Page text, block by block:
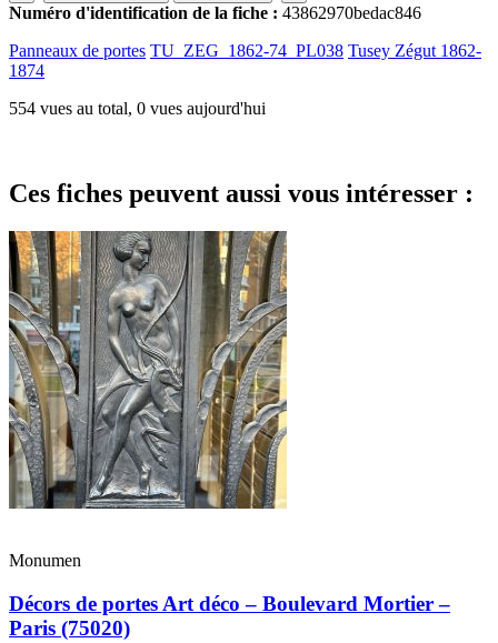
Numéro d'identification de la fiche : 43862970bedac846
Panneaux de portes TU_ZEG_1862-74_PL038 Tusey Zégut 1862-
1874
554 vues au total, 0 vues aujourd'hui
Ces fiches peuvent aussi vous intéresser :
Monumen
Décors de portes Art déco – Boulevard Mortier –
Paris (75020)